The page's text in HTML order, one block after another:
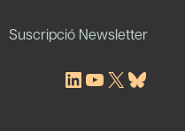
Suscripció Newsletter
LinkedIn
YouTube
X